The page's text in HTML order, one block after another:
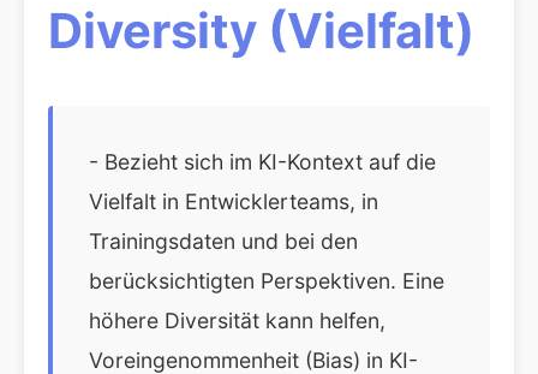
Diversity (Vielfalt)
- Bezieht sich im KI-Kontext auf die
Vielfalt in Entwicklerteams, in
Trainingsdaten und bei den
berücksichtigten Perspektiven. Eine
höhere Diversität kann helfen,
Voreingenommenheit (Bias) in KI-